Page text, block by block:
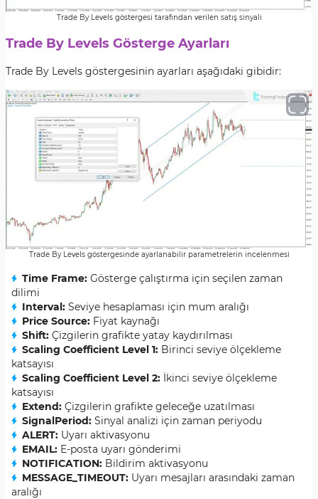
Trade By Levels göstergesi tarafından verilen satış sinyali
Trade By Levels Gösterge Ayarları
Trade By Levels göstergesinin ayarları aşağıdaki gibidir:
Trade By Levels göstergesinde ayarlanabilir parametrelerin incelenmesi
Time Frame: Gösterge çalıştırma için seçilen zaman
dilimi
Interval: Seviye hesaplaması için mum aralığı
Price Source: Fiyat kaynağı
Shift: Çizgilerin grafikte yatay kaydırılması
Scaling Coefficient Level 1: Birinci seviye ölçekleme
katsayısı
Scaling Coefficient Level 2: İkinci seviye ölçekleme
katsayısı
Extend: Çizgilerin grafikte geleceğe uzatılması
SignalPeriod: Sinyal analizi için zaman periyodu
ALERT: Uyarı aktivasyonu
EMAIL: E-posta uyarı gönderimi
NOTIFICATION: Bildirim aktivasyonu
MESSAGE_TIMEOUT: Uyarı mesajları arasındaki zaman
aralığı